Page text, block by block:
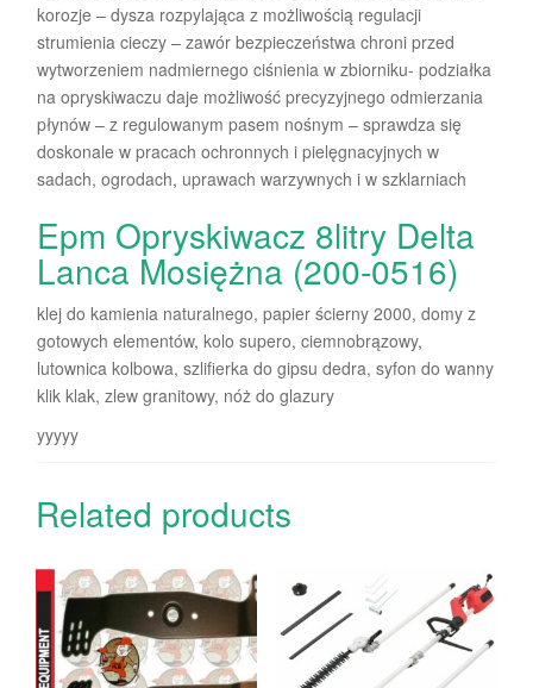
korozje – dysza rozpylająca z możliwością regulacji
strumienia cieczy – zawór bezpieczeństwa chroni przed
wytworzeniem nadmiernego ciśnienia w zbiorniku- podziałka
na opryskiwaczu daje możliwość precyzyjnego odmierzania
płynów – z regulowanym pasem nośnym – sprawdza się
doskonale w pracach ochronnych i pielęgnacyjnych w
sadach, ogrodach, uprawach warzywnych i w szklarniach
Epm Opryskiwacz 8litry Delta
Lanca Mosiężna (200-0516)
klej do kamienia naturalnego, papier ścierny 2000, domy z
gotowych elementów, kolo supero, ciemnobrązowy,
lutownica kolbowa, szlifierka do gipsu dedra, syfon do wanny
klik klak, zlew granitowy, nóż do glazury
yyyyy
Related products